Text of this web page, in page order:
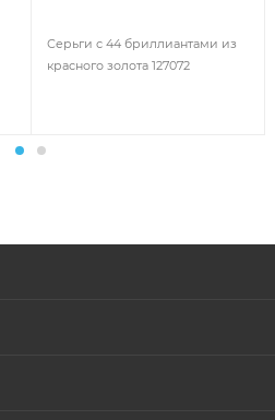
Серьги с 44 бриллиантами из
красного золота 127072